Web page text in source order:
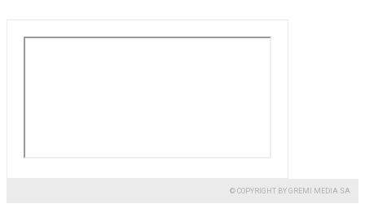
© COPYRIGHT BY GREMI MEDIA SA